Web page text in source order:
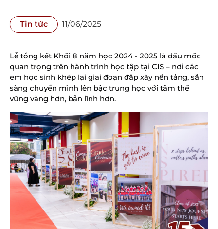
Tin tức 11/06/2025
Lễ tổng kết Khối 8 năm học 2024 - 2025 là dấu mốc
quan trọng trên hành trình học tập tại CIS – nơi các
em học sinh khép lại giai đoạn đắp xây nền tảng, sẵn
sàng chuyển mình lên bậc trung học với tâm thế
vững vàng hơn, bản lĩnh hơn.